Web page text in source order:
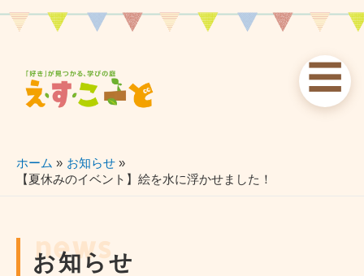
☰
お知らせ
news
えすこーと 各校案内
schools
ホーム
お知らせ
【夏休みのイベント】絵を水に浮かせました！
news
お知らせ